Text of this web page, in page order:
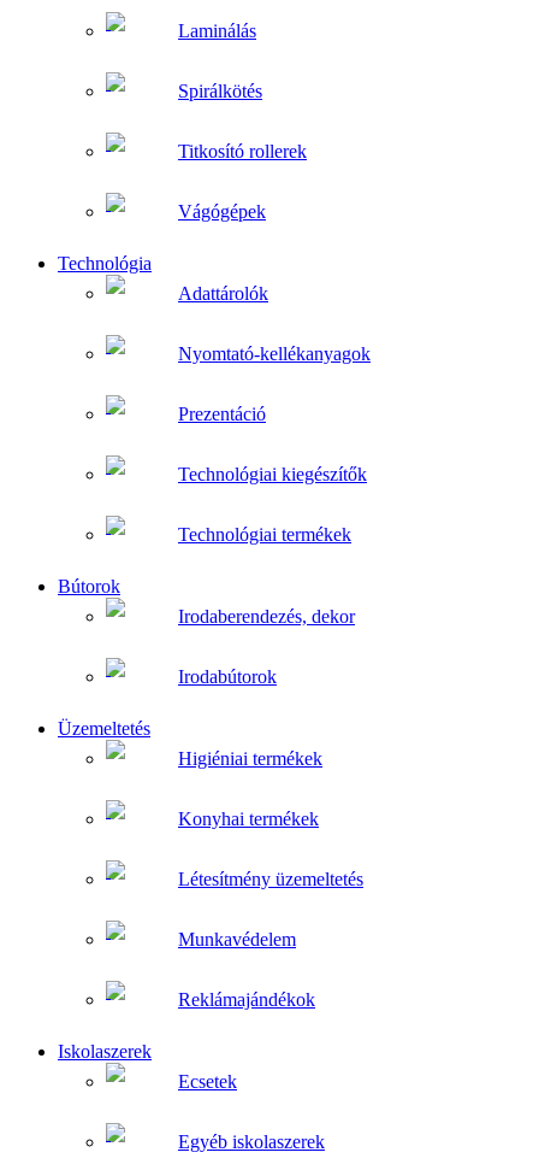
Laminálás
Spirálkötés
Titkosító rollerek
Vágógépek
Technológia
Adattárolók
Nyomtató-kellékanyagok
Prezentáció
Technológiai kiegészítők
Technológiai termékek
Bútorok
Irodaberendezés, dekor
Irodabútorok
Üzemeltetés
Higiéniai termékek
Konyhai termékek
Létesítmény üzemeltetés
Munkavédelem
Reklámajándékok
Iskolaszerek
Ecsetek
Egyéb iskolaszerek